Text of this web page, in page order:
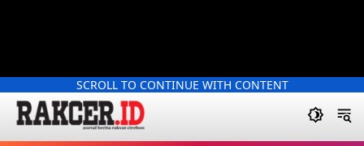
SCROLL TO CONTINUE WITH CONTENT